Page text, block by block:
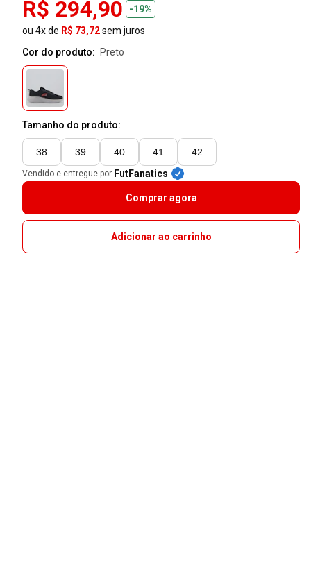
R$ 294,90
-19%
ou 4x de R$ 73,72sem juros
Cor do produto:
preto
Tamanho do produto:
38 39 40 41 42
Vendido e entregue por FutFanatics
Comprar agora
Adicionar ao carrinho